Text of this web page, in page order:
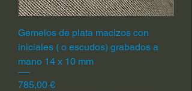
Gemelos de plata macizos con
iniciales ( o escudos) grabados a
mano 14 x 10 mm
Precio
785,00 €